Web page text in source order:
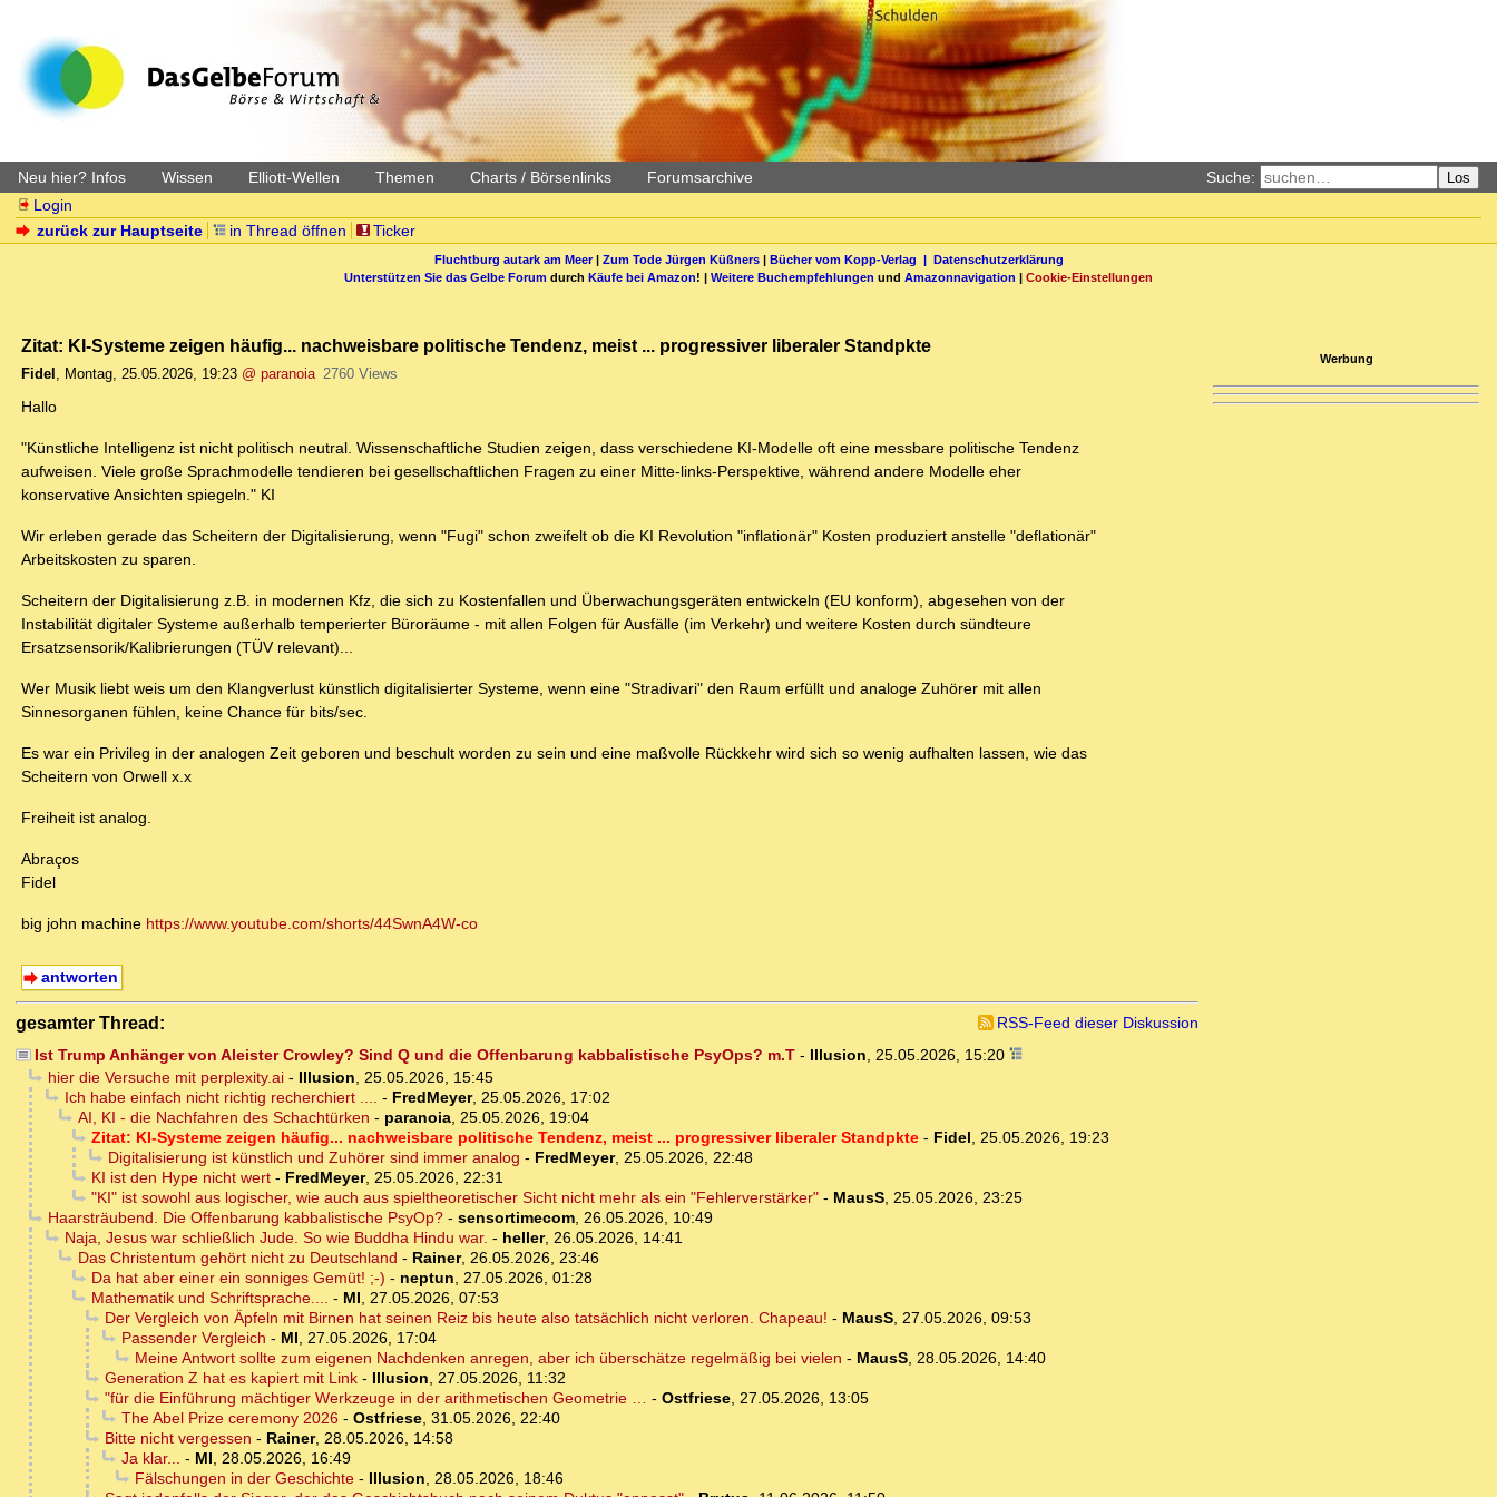
Neu hier? Infos Wissen Elliott-Wellen Themen Charts / Börsenlinks Forumsarchive Suche: Los
Login
zurück zur Hauptseite
in Thread öffnen Ticker
Fluchtburg autark am Meer| Zum Tode Jürgen Küßners| Bücher vom Kopp-Verlag | Datenschutzerklärung
Unterstützen Sie das Gelbe Forum durch Käufe bei Amazon! | Weitere Buchempfehlungen und Amazonnavigation | Cookie-Einstellungen
Zitat: KI-Systeme zeigen häufig... nachweisbare politische Tendenz, meist ... progressiver liberaler Standpkte
Fidel , Montag, 25.05.2026, 19:23 @ paranoia 2760 Views
Hallo
"Künstliche Intelligenz ist nicht politisch neutral. Wissenschaftliche Studien zeigen, dass verschiedene KI-Modelle oft eine messbare politische Tendenz
aufweisen. Viele große Sprachmodelle tendieren bei gesellschaftlichen Fragen zu einer Mitte-links-Perspektive, während andere Modelle eher
konservative Ansichten spiegeln." KI
Wir erleben gerade das Scheitern der Digitalisierung, wenn "Fugi" schon zweifelt ob die KI Revolution "inflationär" Kosten produziert anstelle "deflationär"
Arbeitskosten zu sparen.
Scheitern der Digitalisierung z.B. in modernen Kfz, die sich zu Kostenfallen und Überwachungsgeräten entwickeln (EU konform), abgesehen von der
Instabilität digitaler Systeme außerhalb temperierter Büroräume - mit allen Folgen für Ausfälle (im Verkehr) und weitere Kosten durch sündteure
Ersatzsensorik/Kalibrierungen (TÜV relevant)...
Wer Musik liebt weis um den Klangverlust künstlich digitalisierter Systeme, wenn eine "Stradivari" den Raum erfüllt und analoge Zuhörer mit allen
Sinnesorganen fühlen, keine Chance für bits/sec.
Es war ein Privileg in der analogen Zeit geboren und beschult worden zu sein und eine maßvolle Rückkehr wird sich so wenig aufhalten lassen, wie das
Scheitern von Orwell x.x
Freiheit ist analog.
Abraços
Fidel
big john machine https://www.youtube.com/shorts/44SwnA4W-co
antworten
gesamter Thread:
RSS-Feed dieser Diskussion
Ist Trump Anhänger von Aleister Crowley? Sind Q und die Offenbarung kabbalistische PsyOps? m.T- Illusion, 25.05.2026, 15:20
hier die Versuche mit perplexity.ai- Illusion, 25.05.2026, 15:45
Ich habe einfach nicht richtig recherchiert .... - FredMeyer, 25.05.2026, 17:02
AI, KI - die Nachfahren des Schachtürken - paranoia, 25.05.2026, 19:04
Zitat: KI-Systeme zeigen häufig... nachweisbare politische Tendenz, meist ... progressiver liberaler Standpkte- Fidel, 25.05.2026, 19:23
Digitalisierung ist künstlich und Zuhörer sind immer analog - FredMeyer, 25.05.2026, 22:48
KI ist den Hype nicht wert- FredMeyer, 25.05.2026, 22:31
"KI" ist sowohl aus logischer, wie auch aus spieltheoretischer Sicht nicht mehr als ein "Fehlerverstärker"- MausS, 25.05.2026, 23:25
Haarsträubend. Die Offenbarung kabbalistische PsyOp?- sensortimecom, 26.05.2026, 10:49
Naja, Jesus war schließlich Jude. So wie Buddha Hindu war. - heller, 26.05.2026, 14:41
Das Christentum gehört nicht zu Deutschland - Rainer, 26.05.2026, 23:46
Da hat aber einer ein sonniges Gemüt! ;-) - neptun, 27.05.2026, 01:28
Mathematik und Schriftsprache.... - MI, 27.05.2026, 07:53
Der Vergleich von Äpfeln mit Birnen hat seinen Reiz bis heute also tatsächlich nicht verloren. Chapeau! - MausS, 27.05.2026, 09:53
Passender Vergleich - MI, 27.05.2026, 17:04
Meine Antwort sollte zum eigenen Nachdenken anregen, aber ich überschätze regelmäßig bei vielen - MausS, 28.05.2026, 14:40
Generation Z hat es kapiert mit Link- Illusion, 27.05.2026, 11:32
"für die Einführung mächtiger Werkzeuge in der arithmetischen Geometrie … - Ostfriese, 27.05.2026, 13:05
The Abel Prize ceremony 2026- Ostfriese, 31.05.2026, 22:40
Bitte nicht vergessen - Rainer, 28.05.2026, 14:58
Ja klar... - MI, 28.05.2026, 16:49
Fälschungen in der Geschichte- Illusion, 28.05.2026, 18:46
Werbung